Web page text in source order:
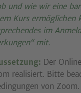
und wie wir eine
Kurs ermöglichen
im
mit.
Der
realisiert. Bitte
von